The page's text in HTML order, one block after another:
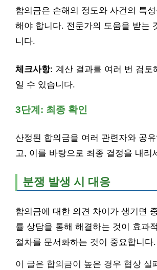
합의금은 손해의 정도와 사건의 특
해야 합니다. 전문가의 도움을 받는
니다.
체크사항: 계산 결과를 여러 번 검토
일 수 있습니다.
3단계: 최종 확인
산정된 합의금을 여러 관련자와 공
고, 이를 바탕으로 최종 결정을 내리
분쟁 발생 시 대응
합의금에 대한 의견 차이가 생기면
률 상담을 통해 해결하는 것이 효과
절차를 문서화하는 것이 중요합니다.
이 글은 합의금이 높은 경우 협상 실